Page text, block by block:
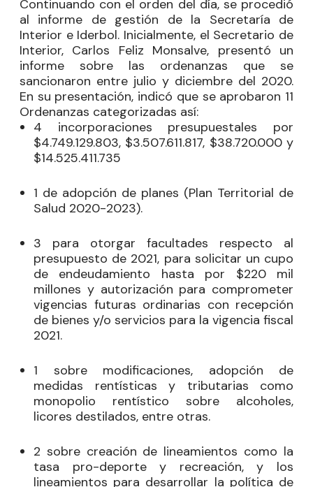
Continuando con el orden del día, se procedió
al informe de gestión de la Secretaría de
Interior e Iderbol. Inicialmente, el Secretario de
Interior, Carlos Feliz Monsalve, presentó un
informe sobre las ordenanzas que se
sancionaron entre julio y diciembre del 2020.
En su presentación, indicó que se aprobaron 11
Ordenanzas categorizadas así:
4 incorporaciones presupuestales por
$4.749.129.803, $3.507.611.817, $38.720.000 y
$14.525.411.735
1 de adopción de planes (Plan Territorial de
Salud 2020-2023).
3 para otorgar facultades respecto al
presupuesto de 2021, para solicitar un cupo
de endeudamiento hasta por $220 mil
millones y autorización para comprometer
vigencias futuras ordinarias con recepción
de bienes y/o servicios para la vigencia fiscal
2021.
1 sobre modificaciones, adopción de
medidas rentísticas y tributarias como
monopolio rentístico sobre alcoholes,
licores destilados, entre otras.
2 sobre creación de lineamientos como la
tasa pro-deporte y recreación, y los
lineamientos para desarrollar la política de